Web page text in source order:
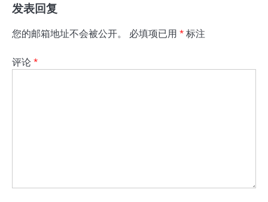
发表回复
您的邮箱地址不会被公开。 必填项已用 * 标注
评论 *